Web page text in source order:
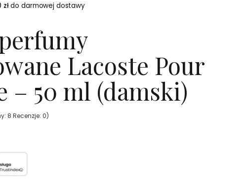
złdo darmowej dostawy
Lacoste Pour
– 50 ml (damski)
8 Recenzje: 0)